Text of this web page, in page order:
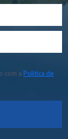
com a Política de